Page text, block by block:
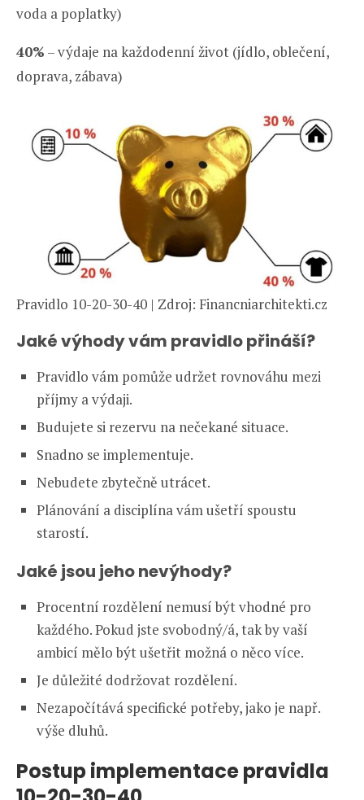
voda a poplatky)
40% – výdaje na každodenní život (jídlo, oblečení,
doprava, zábava)
Pravidlo 10-20-30-40 | Zdroj: Financniarchitekti.cz
Jaké výhody vám pravidlo přináší?
Pravidlo vám pomůže udržet rovnováhu mezi
příjmy a výdaji.
Budujete si rezervu na nečekané situace.
Snadno se implementuje.
Nebudete zbytečně utrácet.
Plánování a disciplína vám ušetří spoustu
starostí.
Jaké jsou jeho nevýhody?
Procentní rozdělení nemusí být vhodné pro
každého. Pokud jste svobodný/á, tak by vaší
ambicí mělo být ušetřit možná o něco více.
Je důležité dodržovat rozdělení.
Nezapočítává specifické potřeby, jako je např.
výše dluhů.
Postup implementace pravidla